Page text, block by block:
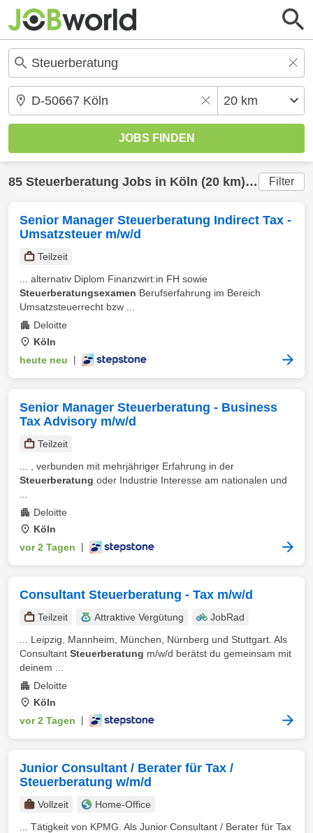
85 Steuerberatung Jobs in Köln (20 km) gefunden Filter
Senior Manager Steuerberatung Indirect Tax -
Umsatzsteuer m/w/d
Teilzeit
... alternativ Diplom Finanzwirt:in FH sowie
Steuerberatungsexamen Berufserfahrung im Bereich
Umsatzsteuerrecht bzw ...
Deloitte
Köln
heute neu
Senior Manager Steuerberatung - Business
Tax Advisory m/w/d
Teilzeit
... , verbunden mit mehrjähriger Erfahrung in der
Steuerberatung oder Industrie Interesse am nationalen und
Deloitte
Köln
vor 2 Tagen
Consultant Steuerberatung - Tax m/w/d
Teilzeit Attraktive Vergütung
JobRad
... Leipzig, Mannheim, München, Nürnberg und Stuttgart. Als
Consultant Steuerberatung m/w/d berätst du gemeinsam mit
deinem ...
Deloitte
Köln
vor 2 Tagen
Junior Consultant / Berater für Tax /
Steuerberatung w/m/d
Vollzeit
Home-Office
... Tätigkeit von KPMG. Als Junior Consultant / Berater für Tax